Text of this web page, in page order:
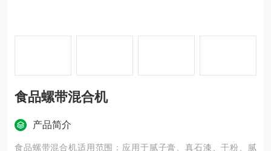
食品螺带混合机
产品简介
食品螺带混合机适用范围：应用于腻子膏、真石漆、干粉、腻